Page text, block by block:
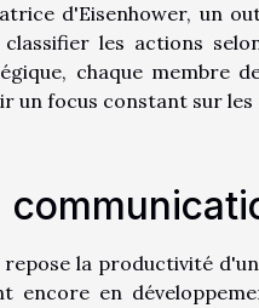
d'Eisenhower, un
les actions
chaque membre
un focus constant sur
la productivité
encore en